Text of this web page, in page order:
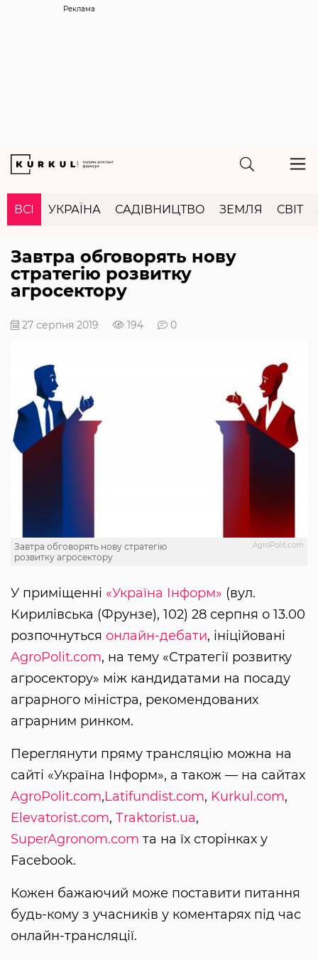
Реклама
ВСІ УКРАЇНА САДІВНИЦТВО ЗЕМЛЯ СВІТ
Завтра обговорять нову
стратегію розвитку
агросектору
27 серпня 2019 194 0
AgroPolit.com
Завтра обговорять нову стратегію
розвитку агросектору
У приміщенні «Україна Інформ» (вул.
Кирилівська (Фрунзе), 102) 28 серпня о 13.00
розпочнуться онлайн-дебати, ініційовані
AgroPolit.com, на тему «Стратегії розвитку
агросектору» між кандидатами на посаду
аграрного міністра, рекомендованих
аграрним ринком.
Переглянути пряму трансляцію можна на
сайті «Україна Інформ», а також — на сайтах
AgroPolit.com,Latifundist.com, Kurkul.com,
Elevatorist.com, Тraktorist.ua,
SuperAgronom.com та на їх сторінках у
Facebook.
Кожен бажаючий може поставити питання
будь-кому з учасників у коментарях під час
онлайн-трансляції.